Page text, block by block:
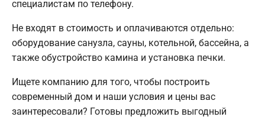
специалистам по телефону.
Не входят в стоимость и оплачиваются отдельно:
оборудование санузла, сауны, котельной, бассейна, а
также обустройство камина и установка печки.
Ищете компанию для того, чтобы построить
современный дом и наши условия и цены вас
заинтересовали? Готовы предложить выгодный